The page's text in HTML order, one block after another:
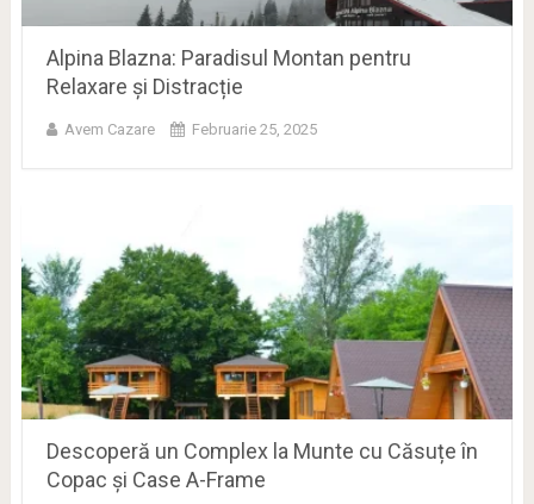
Alpina Blazna: Paradisul Montan pentru
Relaxare și Distracție
Avem Cazare Februarie 25, 2025
Descoperă un Complex la Munte cu Căsuțe în
Copac și Case A-Frame